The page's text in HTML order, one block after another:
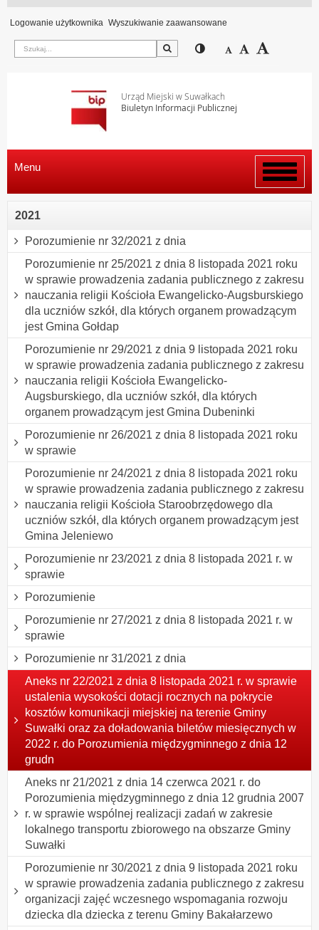
Logowanie użytkownika Wyszukiwanie zaawansowane
Szukaj Przełącz pomiędzy
Zmniejsz
Domyślny
Urząd Miejski w Suwałkach
Biuletyn Informacji Publicznej
Włącz
menu
Menu
2021
Porozumienie nr 32/2021 z dnia
Porozumienie nr 25/2021 z dnia 8 listopada 2021 roku
w sprawie prowadzenia zadania publicznego z zakresu
nauczania religii Kościoła Ewangelicko-Augsburskiego
dla uczniów szkół, dla których organem prowadzącym
jest Gmina Gołdap
Porozumienie nr 29/2021 z dnia 9 listopada 2021 roku
w sprawie prowadzenia zadania publicznego z zakresu
nauczania religii Kościoła Ewangelicko-
Augsburskiego, dla uczniów szkół, dla których
organem prowadzącym jest Gmina Dubeninki
Porozumienie nr 26/2021 z dnia 8 listopada 2021 roku
w sprawie
Porozumienie nr 24/2021 z dnia 8 listopada 2021 roku
w sprawie prowadzenia zadania publicznego z zakresu
nauczania religii Kościoła Staroobrzędowego dla
uczniów szkół, dla których organem prowadzącym jest
Gmina Jeleniewo
Porozumienie nr 23/2021 z dnia 8 listopada 2021 r. w
sprawie
Porozumienie
Porozumienie nr 27/2021 z dnia 8 listopada 2021 r. w
sprawie
Porozumienie nr 31/2021 z dnia
Aneks nr 22/2021 z dnia 8 listopada 2021 r. w sprawie
ustalenia wysokości dotacji rocznych na pokrycie
kosztów komunikacji miejskiej na terenie Gminy
Suwałki oraz za doładowania biletów miesięcznych w
2022 r. do Porozumienia międzygminnego z dnia 12
grudn
Aneks nr 21/2021 z dnia 14 czerwca 2021 r. do
Porozumienia międzygminnego z dnia 12 grudnia 2007
r. w sprawie wspólnej realizacji zadań w zakresie
lokalnego transportu zbiorowego na obszarze Gminy
Suwałki
Porozumienie nr 30/2021 z dnia 9 listopada 2021 roku
w sprawie prowadzenia zadania publicznego z zakresu
organizacji zajęć wczesnego wspomagania rozwoju
dziecka dla dziecka z terenu Gminy Bakałarzewo